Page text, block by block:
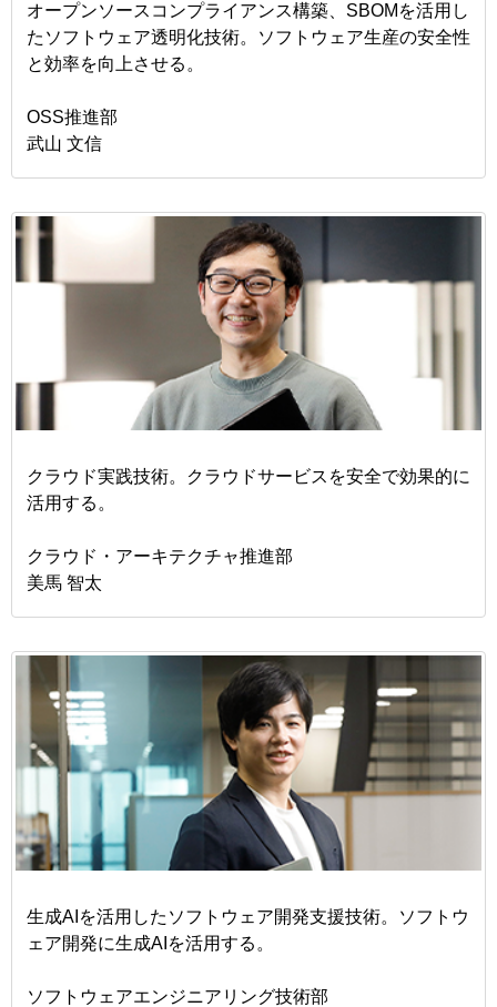
オープンソースコンプライアンス構築、SBOMを活用し
たソフトウェア透明化技術。ソフトウェア生産の安全性
と効率を向上させる。
OSS推進部
武山 文信
クラウド実践技術。クラウドサービスを安全で効果的に
活用する。
クラウド・アーキテクチャ推進部
美馬 智太
生成AIを活用したソフトウェア開発支援技術。ソフトウ
ェア開発に生成AIを活用する。
ソフトウェアエンジニアリング技術部